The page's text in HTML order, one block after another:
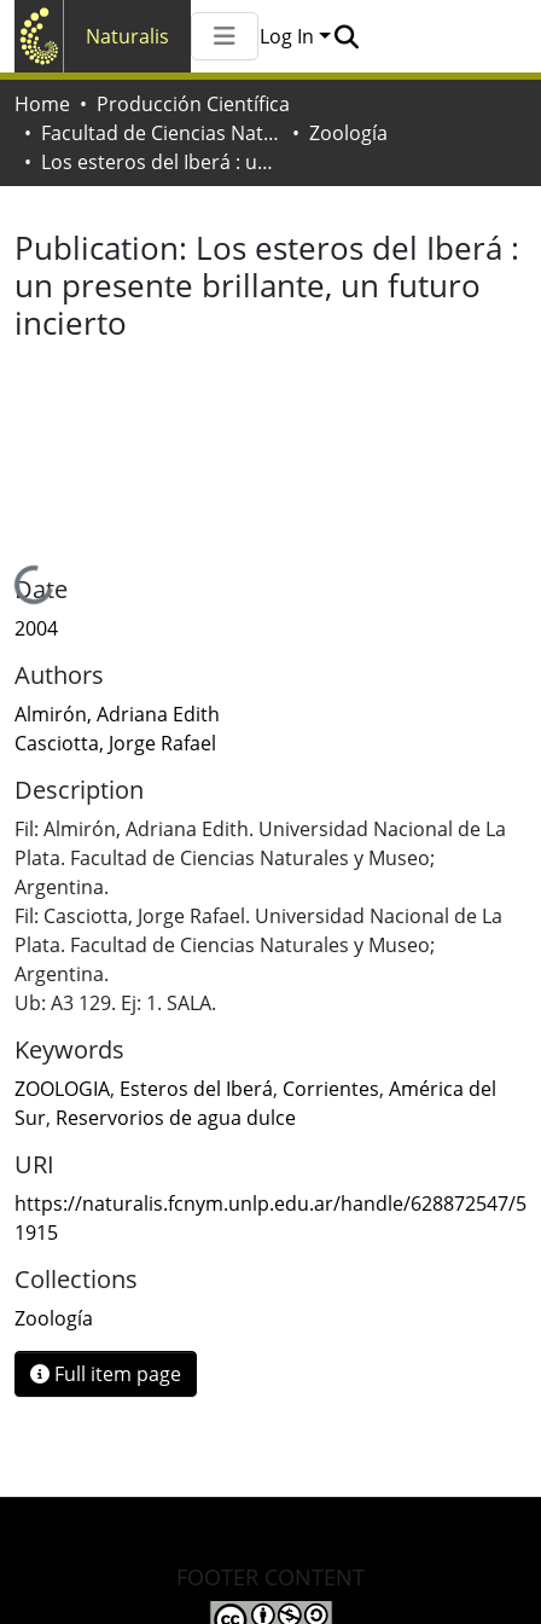
Naturalis
All of Naturalis
Log In
Home
Producción Científica
Facultad de Ciencias Naturales y Museo
Zoología
Los esteros del Iberá : un presente brillante, un futuro incierto
Publication: Los esteros del Iberá :
un presente brillante, un futuro
incierto
Loading...
Date
2004
Authors
Almirón, Adriana Edith
Casciotta, Jorge Rafael
Description
Fil: Almirón, Adriana Edith. Universidad Nacional de La
Plata. Facultad de Ciencias Naturales y Museo;
Argentina.
Fil: Casciotta, Jorge Rafael. Universidad Nacional de La
Plata. Facultad de Ciencias Naturales y Museo;
Argentina.
Ub: A3 129. Ej: 1. SALA.
Keywords
ZOOLOGIA, Esteros del Iberá, Corrientes, América del
Sur, Reservorios de agua dulce
URI
https://naturalis.fcnym.unlp.edu.ar/handle/628872547/5
1915
Collections
Zoología
Full item page
FOOTER CONTENT